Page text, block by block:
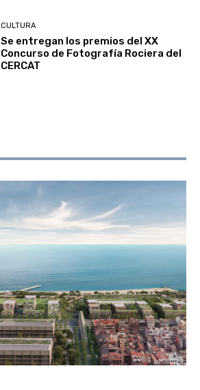
CULTURA
Se entregan los premios del XX
Concurso de Fotografía Rociera del
CERCAT